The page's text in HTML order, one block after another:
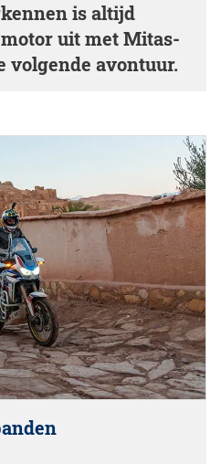
is altijd
uit met Mitas-
volgende avontuur.